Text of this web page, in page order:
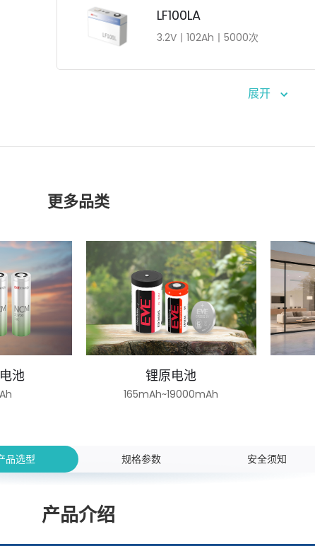
LF100LA
3.2V丨102Ah丨5000次
展开
更多品类
池 锂原电池
165mAh~19000mAh
品选型 规格参数 安全须知
产品介绍